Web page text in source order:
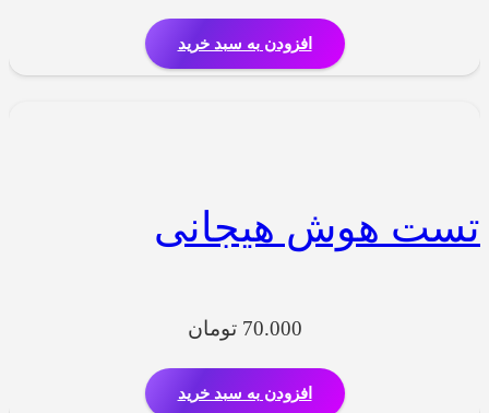
افزودن به سبد خرید
تست هوش هیجانی
70.000 تومان
افزودن به سبد خرید